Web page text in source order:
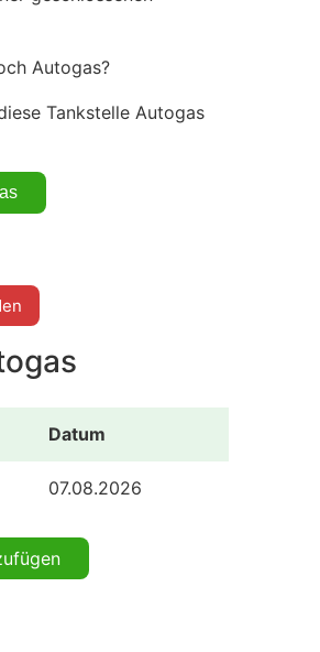
Autogas?
Tankstelle Autogas
Datum
07.08.2026